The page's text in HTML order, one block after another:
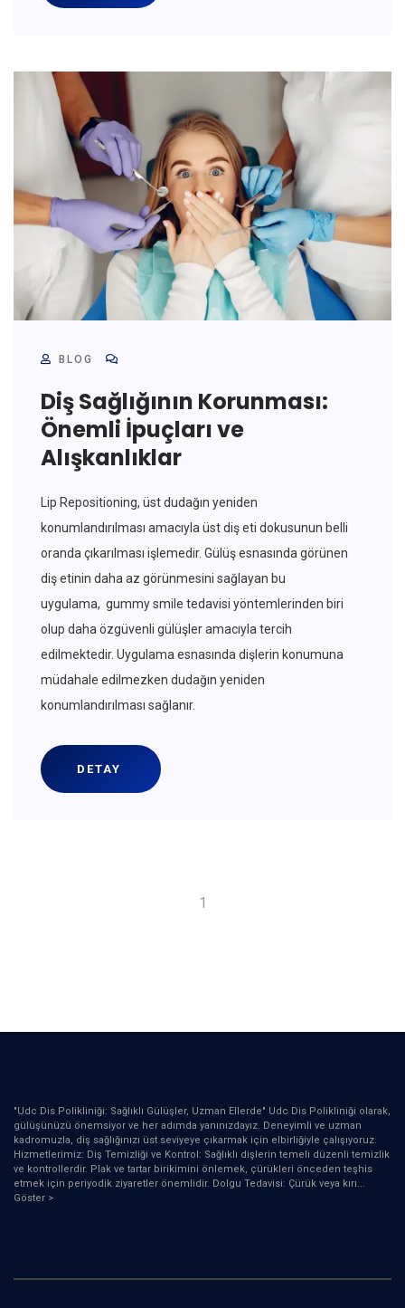
BLOG
Diş Sağlığının Korunması:
Önemli İpuçları ve
Alışkanlıklar
Lip Repositioning, üst dudağın yeniden
konumlandırılması amacıyla üst diş eti dokusunun belli
oranda çıkarılması işlemedir. Gülüş esnasında görünen
diş etinin daha az görünmesini sağlayan bu
uygulama, gummy smile tedavisi yöntemlerinden biri
olup daha özgüvenli gülüşler amacıyla tercih
edilmektedir. Uygulama esnasında dişlerin konumuna
müdahale edilmezken dudağın yeniden
konumlandırılması sağlanır.
DETAY
1
"Udc Dis Polikliniği: Sağlıklı Gülüşler, Uzman Ellerde" Udc Dis Polikliniği olarak,
gülüşünüzü önemsiyor ve her adımda yanınızdayız. Deneyimli ve uzman
kadromuzla, diş sağlığınızı üst seviyeye çıkarmak için elbirliğiyle çalışıyoruz.
Hizmetlerimiz: Diş Temizliği ve Kontrol: Sağlıklı dişlerin temeli düzenli temizlik
ve kontrollerdir. Plak ve tartar birikimini önlemek, çürükleri önceden teşhis
etmek için periyodik ziyaretler önemlidir. Dolgu Tedavisi: Çürük veya kırı...
Göster >